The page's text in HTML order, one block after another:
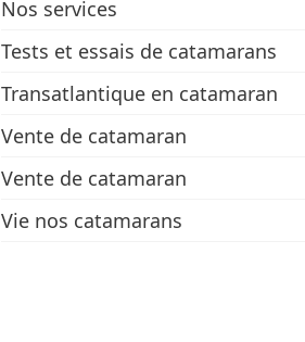
Nos services
Tests et essais de catamarans
Transatlantique en catamaran
Vente de catamaran
Vente de catamaran
Vie nos catamarans